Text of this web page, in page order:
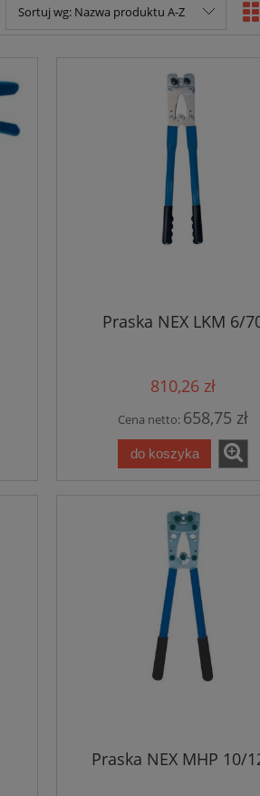
Sortuj wg: Nazwa produktu A-Z
Praska NEX LKM 6/
810,26 zł
Cena netto: 658,75 zł
do koszyka
Praska NEX MHP 10/